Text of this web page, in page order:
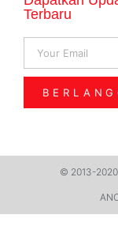
Terbaru
© 2013-2020